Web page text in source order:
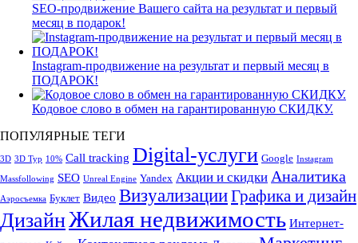
SEO-продвижение Вашего сайта на результат и первый
месяц в подарок!
Instagram-продвижение на результат и первый месяц в
ПОДАРОК!
Кодовое слово в обмен на гарантированную СКИДКУ.
ПОПУЛЯРНЫЕ ТЕГИ
3D 3D Тур 10% Call tracking Digital-услуги Google Instagram
Massfollowing SEO Unreal Engine Yandex Акции и скидки Аналитика
Аэросъемка Буклет Видео ВизуализацииГрафика и дизайн
ДизайнЖилая недвижимость Интернет-